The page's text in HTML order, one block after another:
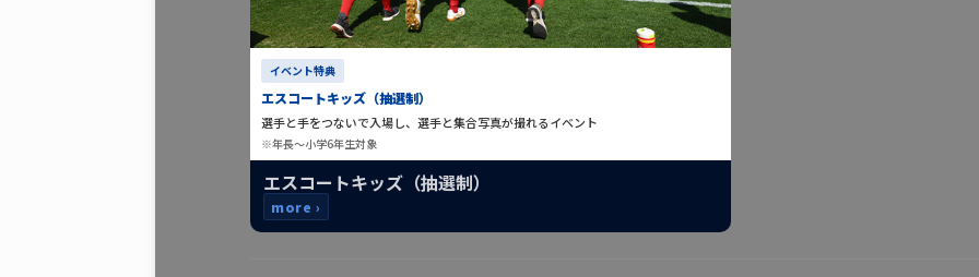
イベント特典
エスコートキッズ（抽選制）
選手と手をつないで入場し、選手と集合写真が撮れるイベント
※年長〜小学6年生対象
エスコートキッズ（抽選制）
more ›